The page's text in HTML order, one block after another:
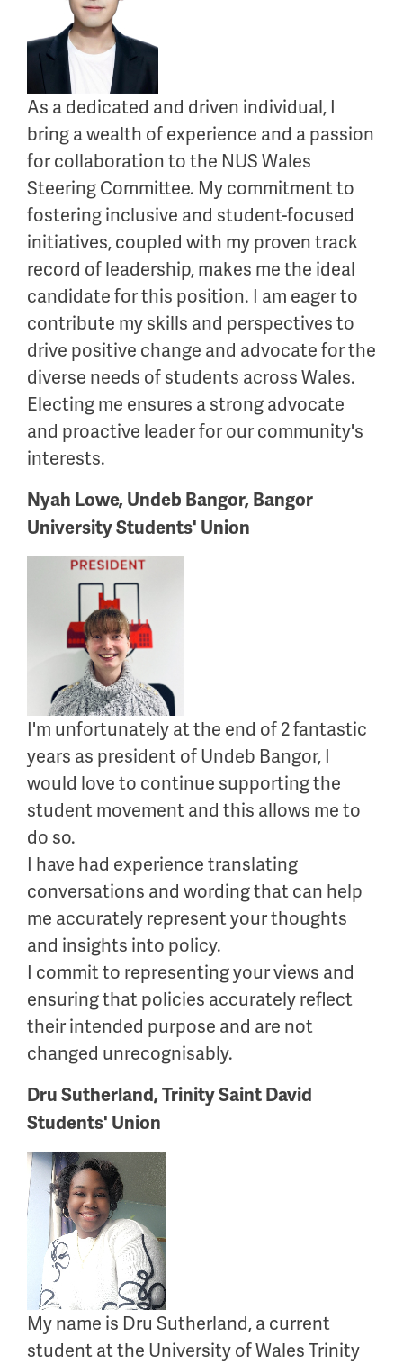
As a dedicated and driven individual, I
bring a wealth of experience and a passion
for collaboration to the NUS Wales
Steering Committee. My commitment to
fostering inclusive and student-focused
initiatives, coupled with my proven track
record of leadership, makes me the ideal
candidate for this position. I am eager to
contribute my skills and perspectives to
drive positive change and advocate for the
diverse needs of students across Wales.
Electing me ensures a strong advocate
and proactive leader for our community's
interests.
Nyah Lowe, Undeb Bangor, Bangor
University Students' Union
I'm unfortunately at the end of 2 fantastic
years as president of Undeb Bangor, I
would love to continue supporting the
student movement and this allows me to
do so.
I have had experience translating
conversations and wording that can help
me accurately represent your thoughts
and insights into policy.
I commit to representing your views and
ensuring that policies accurately reflect
their intended purpose and are not
changed unrecognisably.
Dru Sutherland, Trinity Saint David
Students' Union
My name is Dru Sutherland, a current
student at the University of Wales Trinity